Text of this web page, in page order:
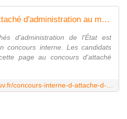
Concours interne d'attaché d'administration au ministère de l'Éducation nationale
d'administration de l'État est
concours interne. Les candidats
page au concours d'attaché